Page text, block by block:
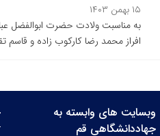
۱۵ بهمن ۱۴۰۳
به مناسبت ولادت حضرت ابوالفضل
افراز محمد رضا کارکوب زاده و قاسم
وبسایت های وابسته به
جهاددانشگاهی قم